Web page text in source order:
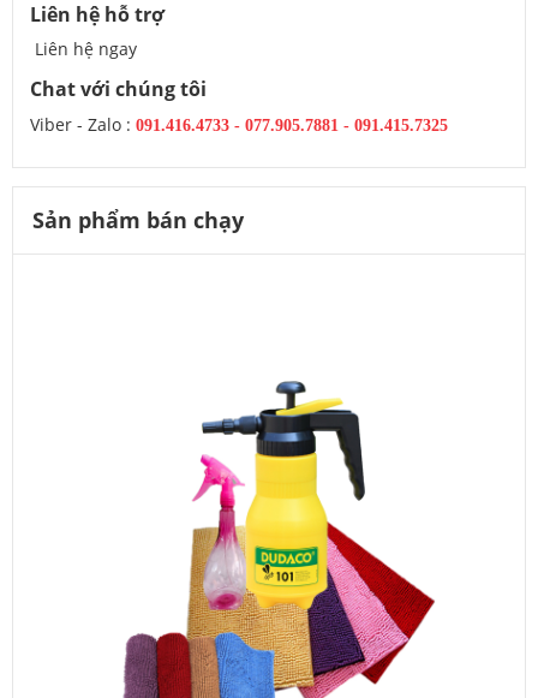
Liên hệ hỗ trợ
Liên hệ ngay
Chat với chúng tôi
Viber - Zalo : 091.416.4733 - 077.905.7881 - 091.415.7325
Sản phẩm bán chạy